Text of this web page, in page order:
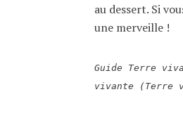
au dessert. Si
une merveille !
Guide Terre
vivante (Terre